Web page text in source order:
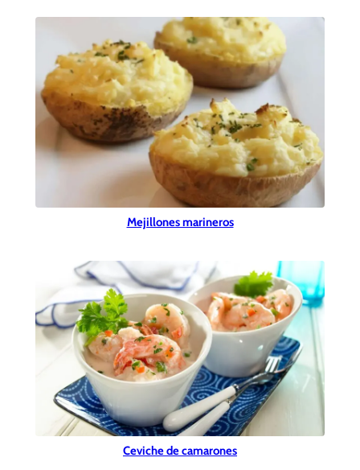
Mejillones marineros
Ceviche de camarones